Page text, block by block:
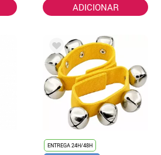
ADICIONAR
ENTREGA 24H/48H